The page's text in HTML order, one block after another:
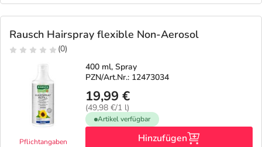
Rausch Hairspray flexible Non-Aerosol
(0)
Pflichtangaben
400 ml, Spray
PZN/Art.Nr.: 12473034
19,99 €
(49,98 €/1 l)
Artikel verfügbar
Hinzufügen